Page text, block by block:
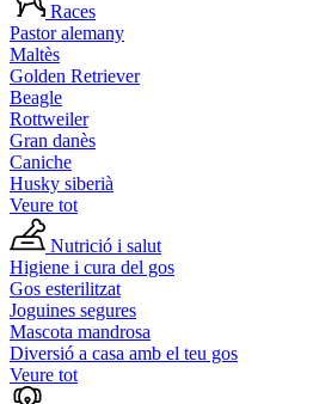
Races
Pastor alemany
Maltès
Golden Retriever
Beagle
Rottweiler
Gran danès
Caniche
Husky siberià
Veure tot
Nutrició i salut
Higiene i cura del gos
Gos esterilitzat
Joguines segures
Mascota mandrosa
Diversió a casa amb el teu gos
Veure tot